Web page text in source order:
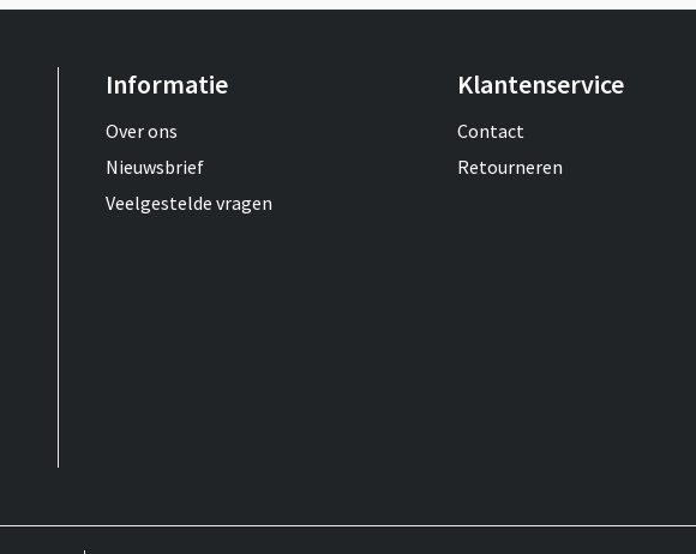
Informatie
Over ons
Nieuwsbrief
Veelgestelde vragen
Klantenservice
Contact
Retourneren